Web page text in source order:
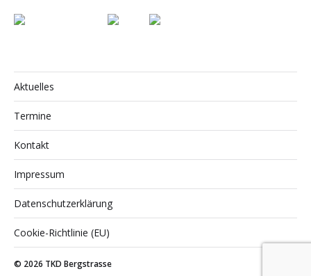
Aktuelles
Termine
Kontakt
Impressum
Datenschutzerklärung
Cookie-Richtlinie (EU)
© 2026 TKD Bergstrasse